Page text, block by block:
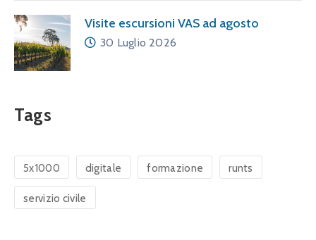
Visite escursioni VAS ad agosto
30 Luglio 2026
Tags
5x1000 digitale formazione runts
servizio civile